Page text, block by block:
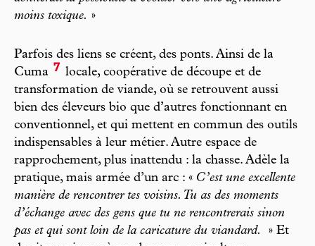
moins toxique. »
Parfois des liens se créent, des ponts. Ainsi de la
Cuma 7 locale, coopérative de découpe et de
transformation de viande, où se retrouvent aussi
bien des éleveurs bio que d’autres fonctionnant en
conventionnel, et qui mettent en commun des outils
indispensables à leur métier. Autre espace de
rapprochement, plus inattendu : la chasse. Adèle la
pratique, mais armée d’un arc : « C’est une excellente
manière de rencontrer tes voisins. Tu as des moments
d’échange avec des gens que tu ne rencontrerais sinon
pas et qui sont loin de la caricature du viandard.
» Et